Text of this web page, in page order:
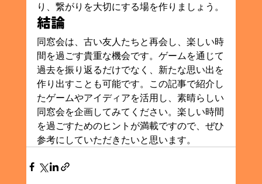
り、繋がりを大切にする場を作りましょう。
結論
同窓会は、古い友人たちと再会し、楽しい時
間を過ごす貴重な機会です。ゲームを通じて
過去を振り返るだけでなく、新たな思い出を
作り出すことも可能です。この記事で紹介し
たゲームやアイディアを活用し、素晴らしい
同窓会を企画してみてください。楽しい時間
を過ごすためのヒントが満載ですので、ぜひ
参考にしていただきたいと思います。